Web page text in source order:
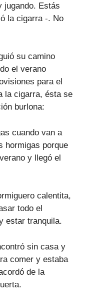
jugando. Estás
la cigarra -. No
su camino
el verano
para el
la cigarra, ésta se
burlona:
cuando van a
hormigas porque
y llegó el
calentita,
todo el
estar tranquila.
sin casa y
comer y estaba
de la